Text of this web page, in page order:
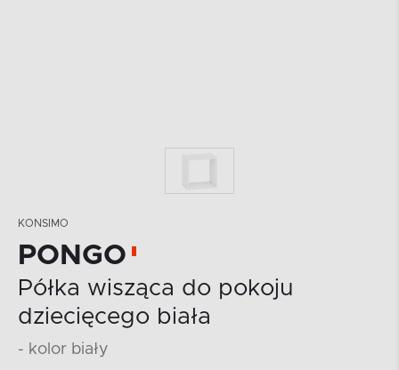
KONSIMO
PONGO
Półka wisząca do pokoju
dziecięcego biała
- kolor biały